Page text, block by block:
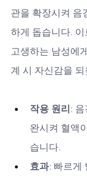
관을 확장시켜 음
하게 돕습니다.
고생하는 남성에
계 시 자신감을
작용 원리:
완시켜 혈액
습니다.
효과: 빠르게